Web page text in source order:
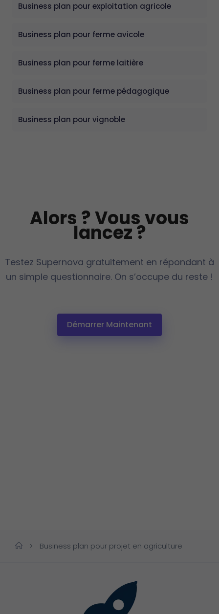
Business plan pour exploitation agricole
Business plan pour ferme avicole
Business plan pour ferme laitière
Business plan pour ferme pédagogique
Business plan pour vignoble
Alors ? Vous vous
lancez ?
Testez Supernova gratuitement en répondant à
un simple questionnaire. On s’occupe du reste !
Démarrer Maintenant
> Business plan pour projet en agriculture